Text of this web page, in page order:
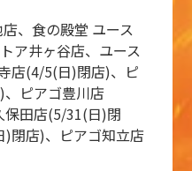
、食の殿堂 ユース
ア井ヶ谷店、ユース
店(4/5(日)閉店)、ピ
ピアゴ豊川店
田店(5/31(日)閉
閉店)、ピアゴ知立店